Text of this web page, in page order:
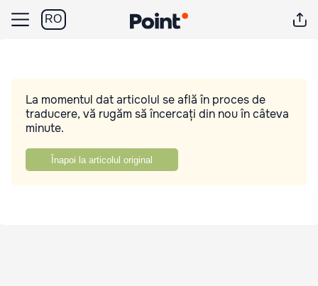
RO
La momentul dat articolul se află în proces de
traducere, vă rugăm să încercați din nou în câteva
minute.
Înapoi la articolul original